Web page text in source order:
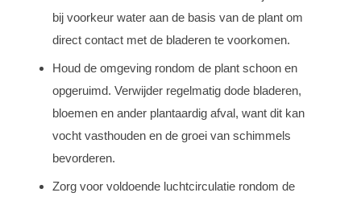
bij voorkeur water aan de basis van de plant om
direct contact met de bladeren te voorkomen.
Houd de omgeving rondom de plant schoon en
opgeruimd. Verwijder regelmatig dode bladeren,
bloemen en ander plantaardig afval, want dit kan
vocht vasthouden en de groei van schimmels
bevorderen.
Zorg voor voldoende luchtcirculatie rondom de